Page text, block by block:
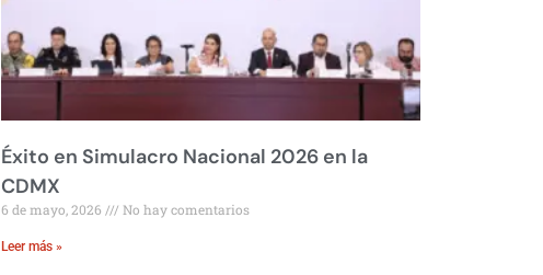
Éxito en Simulacro Nacional 2026 en la
CDMX
6 de mayo, 2026 No hay comentarios
Leer más »